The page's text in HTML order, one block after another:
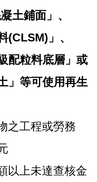
土鋪面」、
(CLSM)」、
配粒料底層」或
」等可使用再生
之工程或勞務
以上未達查核金